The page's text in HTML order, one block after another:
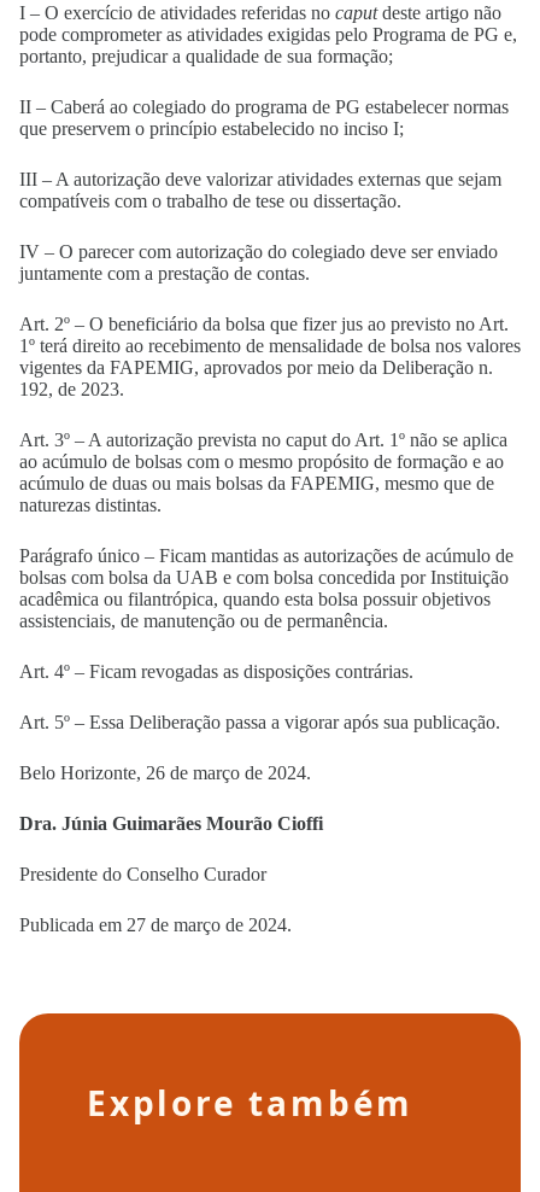
I – O exercício de atividades referidas no caputdeste artigo não
pode comprometer as atividades exigidas pelo Programa de PG e,
portanto, prejudicar a qualidade de sua formação;
II – Caberá ao colegiado do programa de PG estabelecer normas
que preservem o princípio estabelecido no inciso I;
III – A autorização deve valorizar atividades externas que sejam
compatíveis com o trabalho de tese ou dissertação.
IV – O parecer com autorização do colegiado deve ser enviado
juntamente com a prestação de contas.
Art. 2º – O beneficiário da bolsa que fizer jus ao previsto no Art.
1º terá direito ao recebimento de mensalidade de bolsa nos valores
vigentes da FAPEMIG, aprovados por meio da Deliberação n.
192, de 2023.
Art. 3º – A autorização prevista no caput do Art. 1º não se aplica
ao acúmulo de bolsas com o mesmo propósito de formação e ao
acúmulo de duas ou mais bolsas da FAPEMIG, mesmo que de
naturezas distintas.
Parágrafo único – Ficam mantidas as autorizações de acúmulo de
bolsas com bolsa da UAB e com bolsa concedida por Instituição
acadêmica ou filantrópica, quando esta bolsa possuir objetivos
assistenciais, de manutenção ou de permanência.
Art. 4º – Ficam revogadas as disposições contrárias.
Art. 5º – Essa Deliberação passa a vigorar após sua publicação.
Belo Horizonte, 26 de março de 2024.
Dra. Júnia Guimarães Mourão Cioffi
Presidente do Conselho Curador
Publicada em 27 de março de 2024.
Explore também